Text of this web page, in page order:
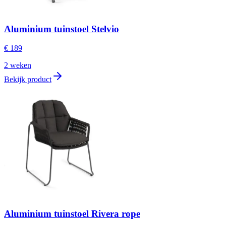
Aluminium tuinstoel Stelvio
€ 189
2 weken
Bekijk product
Aluminium tuinstoel Rivera rope